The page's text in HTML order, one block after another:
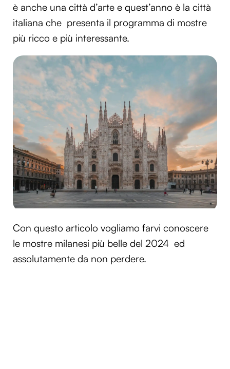
è anche una città d’arte e quest’anno è la città
italiana che presenta il programma di mostre
più ricco e più interessante.
Con questo articolo vogliamo farvi conoscere
le mostre milanesi più belle del 2024 ed
assolutamente da non perdere.